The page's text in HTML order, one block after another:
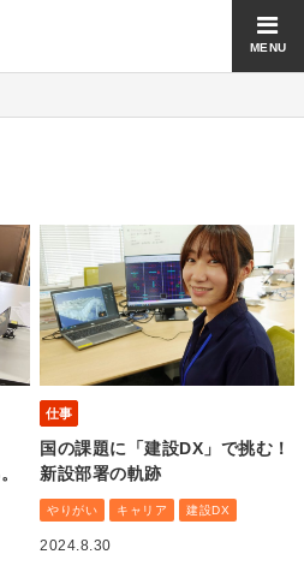
MENU
仕事
国の課題に「建設DX」で挑む！
新設部署の軌跡
やりがい キャリア 建設DX
2024.8.30